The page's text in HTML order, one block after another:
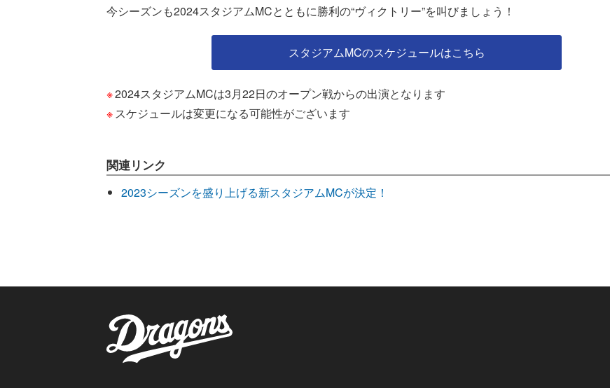
今シーズンも2024スタジアムMCとともに勝利の“ヴィクトリー”を叫びましょう！
スタジアムMCのスケジュールはこちら
2024スタジアムMCは3月22日のオープン戦からの出演となります
スケジュールは変更になる可能性がございます
関連リンク
2023シーズンを盛り上げる新スタジアムMCが決定！